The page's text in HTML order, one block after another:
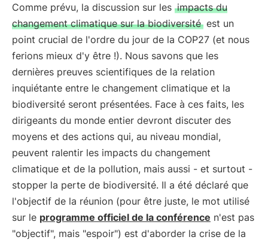
Comme prévu, la discussion sur les impacts du
changement climatique sur la biodiversité est un
point crucial de l'ordre du jour de la COP27 (et nous
ferions mieux d'y être !). Nous savons que les
dernières preuves scientifiques de la relation
inquiétante entre le changement climatique et la
biodiversité seront présentées. Face à ces faits, les
dirigeants du monde entier devront discuter des
moyens et des actions qui, au niveau mondial,
peuvent ralentir les impacts du changement
climatique et de la pollution, mais aussi - et surtout -
stopper la perte de biodiversité. Il a été déclaré que
l'objectif de la réunion (pour être juste, le mot utilisé
sur le programme officiel de la conférence n'est pas
"objectif", mais "espoir") est d'aborder la crise de la